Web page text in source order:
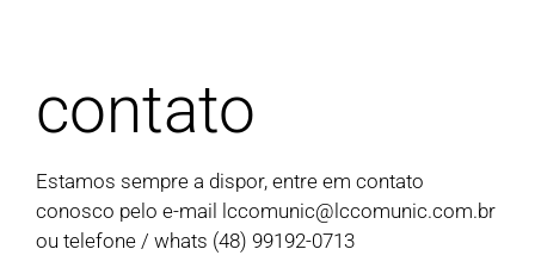
contato
Estamos sempre a dispor, entre em contato
conosco pelo e-mail
lccomunic@lccomunic.com.br
ou telefone / whats (48) 99192-0713